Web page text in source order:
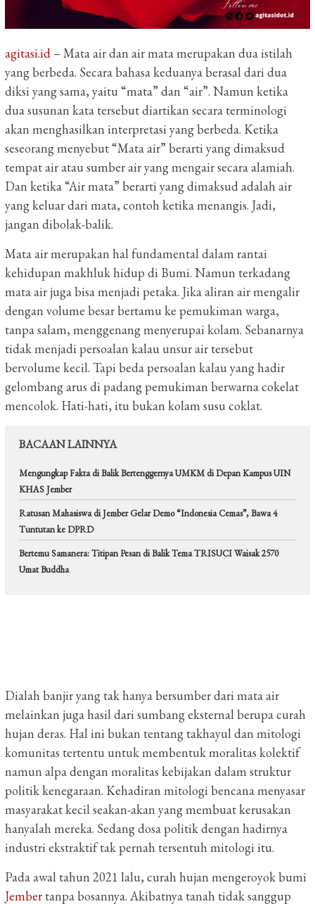
agitasi.id – Mata air dan air mata merupakan dua istilah
yang berbeda. Secara bahasa keduanya berasal dari dua
diksi yang sama, yaitu “mata” dan “air”. Namun ketika
dua susunan kata tersebut diartikan secara terminologi
akan menghasilkan interpretasi yang berbeda. Ketika
seseorang menyebut “Mata air” berarti yang dimaksud
tempat air atau sumber air yang mengair secara alamiah.
Dan ketika “Air mata” berarti yang dimaksud adalah air
yang keluar dari mata, contoh ketika menangis. Jadi,
jangan dibolak-balik.
Mata air merupakan hal fundamental dalam rantai
kehidupan makhluk hidup di Bumi. Namun terkadang
mata air juga bisa menjadi petaka. Jika aliran air mengalir
dengan volume besar bertamu ke pemukiman warga,
tanpa salam, menggenang menyerupai kolam. Sebanarnya
tidak menjadi persoalan kalau unsur air tersebut
bervolume kecil. Tapi beda persoalan kalau yang hadir
gelombang arus di padang pemukiman berwarna cokelat
mencolok. Hati-hati, itu bukan kolam susu coklat.
BACAAN LAINNYA
Mengungkap Fakta di Balik Bertenggernya UMKM di Depan Kampus UIN
KHAS Jember
Ratusan Mahasiswa di Jember Gelar Demo “Indonesia Cemas”, Bawa 4
Tuntutan ke DPRD
Bertemu Samanera: Titipan Pesan di Balik Tema TRISUCI Waisak 2570
Umat Buddha
Dialah banjir yang tak hanya bersumber dari mata air
melainkan juga hasil dari sumbang eksternal berupa curah
hujan deras. Hal ini bukan tentang takhayul dan mitologi
komunitas tertentu untuk membentuk moralitas kolektif
namun alpa dengan moralitas kebijakan dalam struktur
politik kenegaraan. Kehadiran mitologi bencana menyasar
masyarakat kecil seakan-akan yang membuat kerusakan
hanyalah mereka. Sedang dosa politik dengan hadirnya
industri ekstraktif tak pernah tersentuh mitologi itu.
Pada awal tahun 2021 lalu, curah hujan mengeroyok bumi
Jember tanpa bosannya. Akibatnya tanah tidak sanggup